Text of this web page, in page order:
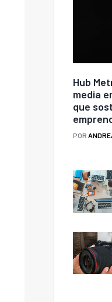
Hub
media
que
POR